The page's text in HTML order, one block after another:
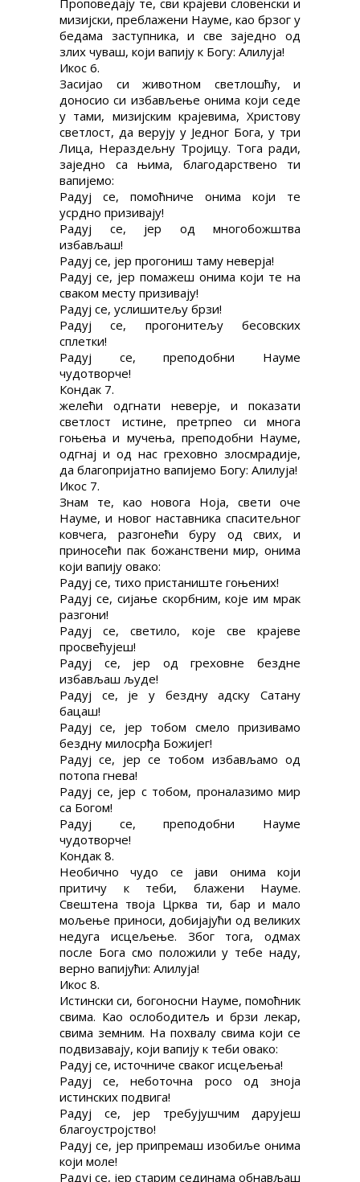
Проповедају те, сви крајеви словенски и
мизијски, преблажени Науме, као брзог у
бедама заступника, и све заједно од
злих чуваш, који вапију к Богу: Алилуја!
Икос 6.
Засијао си животном светлошћу, и
доносио си избављење онима који седе
у тами, мизијским крајевима, Христову
светлост, да верују у Једног Бога, у три
Лица, Нераздељну Тројицу. Тога ради,
заједно са њима, благодарствено ти
вапијемо:
Радуј се, помоћниче онима који те
усрдно призивају!
Радуј се, јер од многобожштва
избављаш!
Радуј се, јер прогониш таму неверја!
Радуј се, јер помажеш онима који те на
сваком месту призивају!
Радуј се, услишитељу брзи!
Радуј се, прогонитељу бесовских
сплетки!
Радуј се, преподобни Науме
чудотворче!
Кондак 7.
желећи одгнати неверје, и показати
светлост истине, претрпео си многа
гоњења и мучења, преподобни Науме,
одгнај и од нас греховно злосмрадије,
да благопријатно вапијемо Богу: Алилуја!
Икос 7.
Знам те, као новога Ноја, свети оче
Науме, и новог наставника спаситељног
ковчега, разгонећи буру од свих, и
приносећи пак божанствени мир, онима
који вапију овако:
Радуј се, тихо пристаниште гоњених!
Радуј се, сијање скорбним, које им мрак
разгони!
Радуј се, светило, које све крајеве
просвећујеш!
Радуј се, јер од греховне бездне
избављаш људе!
Радуј се, је у бездну адску Сатану
бацаш!
Радуј се, јер тобом смело призивамо
бездну милосрђа Божијег!
Радуј се, јер се тобом избављамо од
потопа гнева!
Радуј се, јер с тобом, проналазимо мир
са Богом!
Радуј се, преподобни Науме
чудотворче!
Кондак 8.
Необично чудо се јави онима који
притичу к теби, блажени Науме.
Свештена твоја Црква ти, бар и мало
мољење приноси, добијајући од великих
недуга исцељење. Због тога, одмах
после Бога смо положили у тебе наду,
верно вапијући: Алилуја!
Икос 8.
Истински си, богоносни Науме, помоћник
свима. Као ослободитељ и брзи лекар,
свима земним. На похвалу свима који се
подвизавају, који вапију к теби овако:
Радуј се, источниче сваког исцељења!
Радуј се, неботочна росо од зноја
истинских подвига!
Радуј се, јер требујушчим дарујеш
благоустројство!
Радуј се, јер припремаш изобиље онима
који моле!
Радуј се, јер старим сединама обнављаш